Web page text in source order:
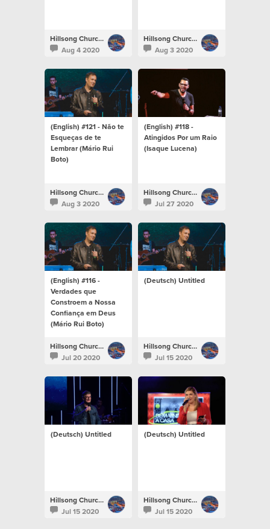
Hillsong Church Portugal
Aug 4 2020
Hillsong Church Portugal
Aug 3 2020
(English) #121 - Não te
Esqueças de te
Lembrar (Mário Rui
Boto)
Hillsong Church Portugal
Aug 3 2020
(English) #118 -
Atingidos Por um Raio
(Isaque Lucena)
Hillsong Church Portugal
Jul 27 2020
(English) #116 -
Verdades que
Constroem a Nossa
Confiança em Deus
(Mário Rui Boto)
Hillsong Church Portugal
Jul 20 2020
(Deutsch) Untitled
Hillsong Church Portugal
Jul 15 2020
(Deutsch) Untitled
Hillsong Church Portugal
Jul 15 2020
(Deutsch) Untitled
Hillsong Church Portugal
Jul 15 2020